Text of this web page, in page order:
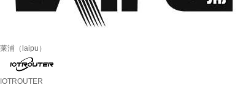
莱浦（laipu）
IOTROUTER